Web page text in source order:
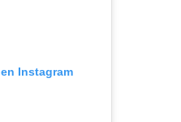
Instagram